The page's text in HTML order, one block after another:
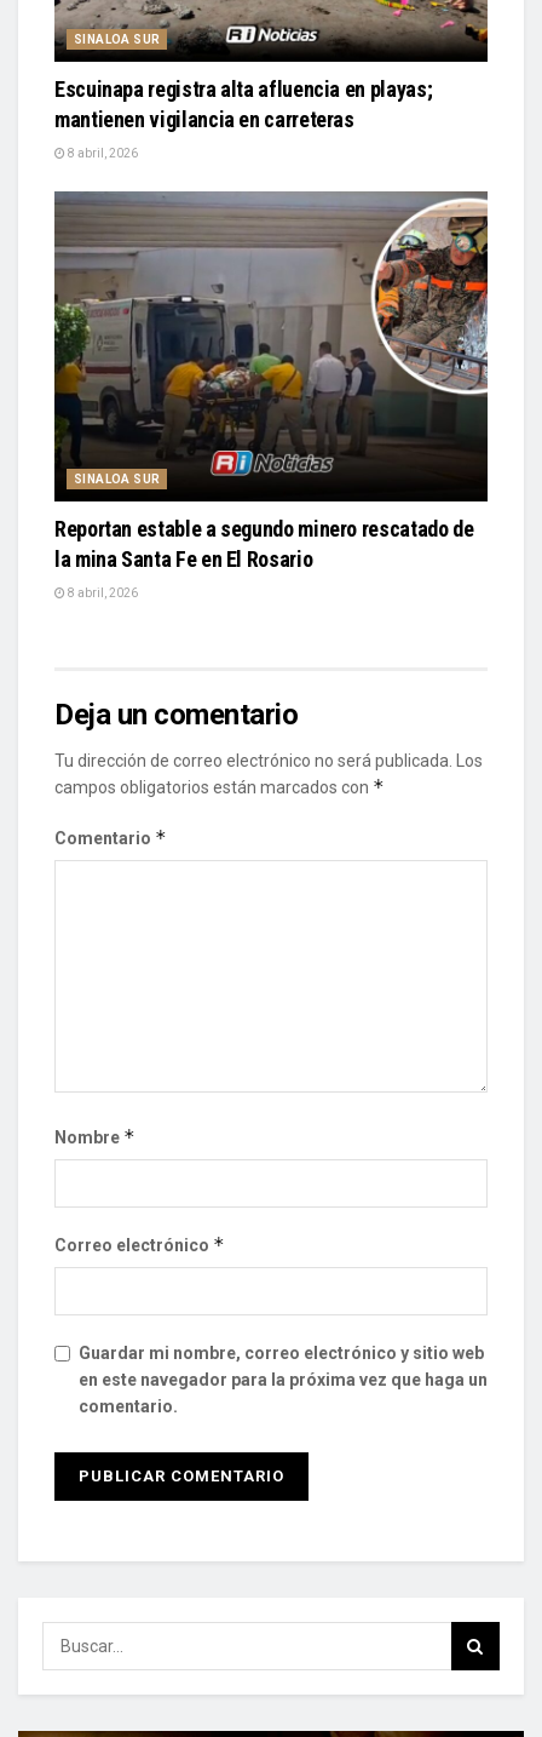
SINALOA SUR
Escuinapa registra alta afluencia en playas;
mantienen vigilancia en carreteras
8 abril, 2026
SINALOA SUR
Reportan estable a segundo minero rescatado de
la mina Santa Fe en El Rosario
8 abril, 2026
Deja un comentario
Tu dirección de correo electrónico no será publicada.
Los
campos obligatorios están marcados con *
Comentario *
Nombre *
Correo electrónico *
Guardar mi nombre, correo electrónico y sitio web
en este navegador para la próxima vez que haga un
comentario.